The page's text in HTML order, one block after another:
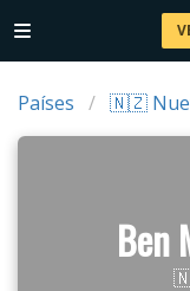
Países 🇳🇿
Ben